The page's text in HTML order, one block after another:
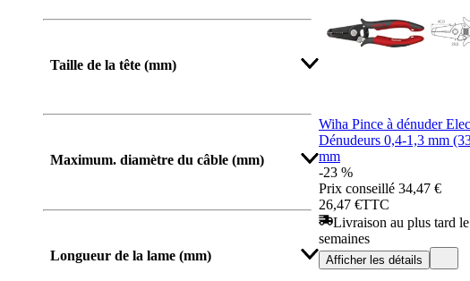
Taille de la tête (mm)
Maximum. diamètre du câble (mm)
Longueur de la lame (mm)
Wiha Pince à dénuder
Dénudeurs 0,4-1,3 mm
mm
-23 %
Prix conseillé 34,47 €
26,47 €TTC
Livraison au plus tard
semaines
Afficher les détails